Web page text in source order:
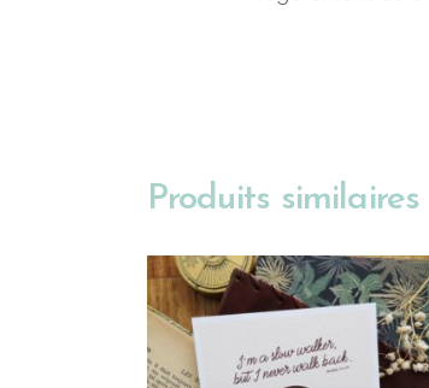
Produits similaires